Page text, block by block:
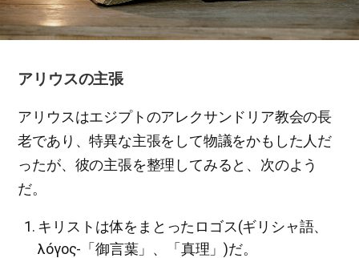
アリウスの主張
アリウスはエジプトのアレクサンドリア教会の長
老であり、特異な主張をして物議をかもした人だ
ったが、彼の主張を整理してみると、次のよう
だ。
キリストは体をまとったロゴス(ギリシャ語、
λóγoς-「御言葉」、「真理」)だ。